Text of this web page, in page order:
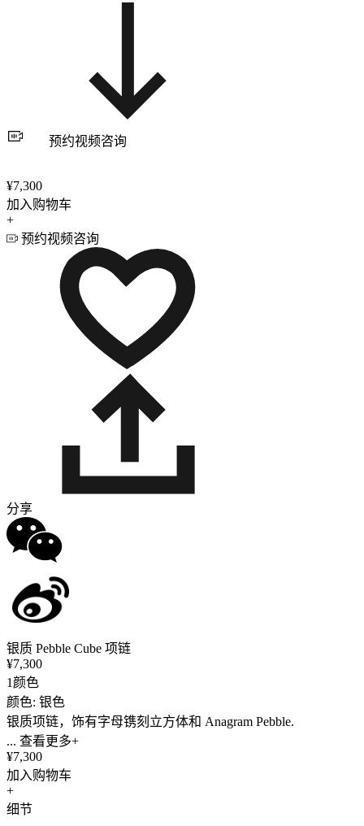
预约视频咨询
¥7,300
加入购物车
+
预约视频咨询
分享
银质 Pebble Cube 项链
¥7,300
1颜色
颜色: 银色
银质项链，饰有字母镌刻立方体和 Anagram Pebble.
... 查看更多+
¥7,300
加入购物车
+
细节